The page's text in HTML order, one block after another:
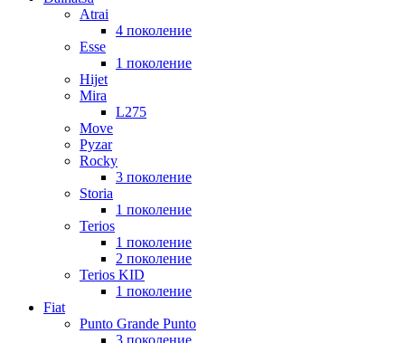
Atrai
4 поколение
Esse
1 поколение
Hijet
Mira
L275
Move
Pyzar
Rocky
3 поколение
Storia
1 поколение
Terios
1 поколение
2 поколение
Terios KID
1 поколение
Fiat
Punto Grande Punto
3 поколение